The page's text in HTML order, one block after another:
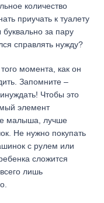
количество
приучать к туалету
за пару
справлять нужду?
момента, как он
Запомните –
Чтобы это
элемент
малыша, лучше
Не нужно покупать
с рулем или
сложится
лишь